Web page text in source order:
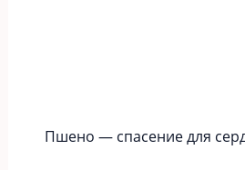
Пшено — спасение для